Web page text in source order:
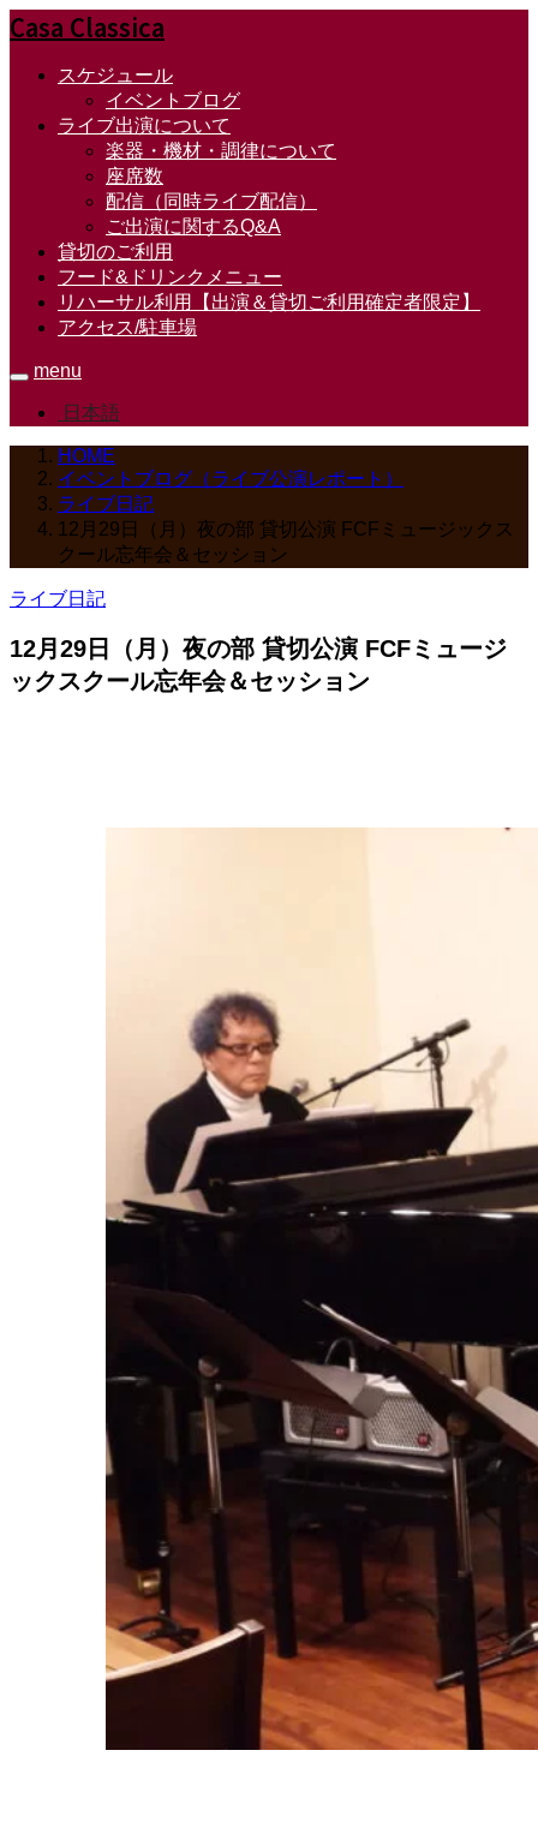
Casa Classica
スケジュール
イベントブログ
ライブ出演について
楽器・機材・調律について
座席数
配信（同時ライブ配信）
ご出演に関するQ&A
貸切のご利用
フード&ドリンクメニュー
リハーサル利用【出演＆貸切ご利用確定者限定】
アクセス/駐車場
menu
日本語
HOME
イベントブログ（ライブ公演レポート）
ライブ日記
12月29日（月）夜の部 貸切公演 FCFミュージックス
クール忘年会＆セッション
ライブ日記
12月29日（月）夜の部 貸切公演 FCFミュージ
ックスクール忘年会＆セッション